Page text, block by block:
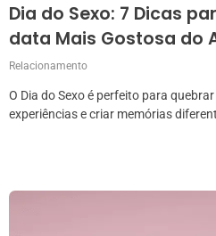
Dia do Sexo: 7 Dicas
data Mais Gostosa do
Relacionamento
O Dia do Sexo é perfeito para
experiências e criar memórias